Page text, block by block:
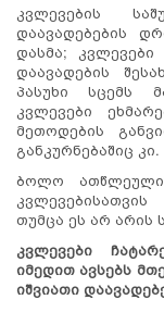
კვლევების
დაავადებების
დასმა; კვლევები
დაავადების
პასუხი სცემს
კვლევები
მეთოდების
განკურნებაშიც კი.
ბოლო
თუმცა ეს არ არის
კვლევები
იმედით ავსებს
იშვიათი